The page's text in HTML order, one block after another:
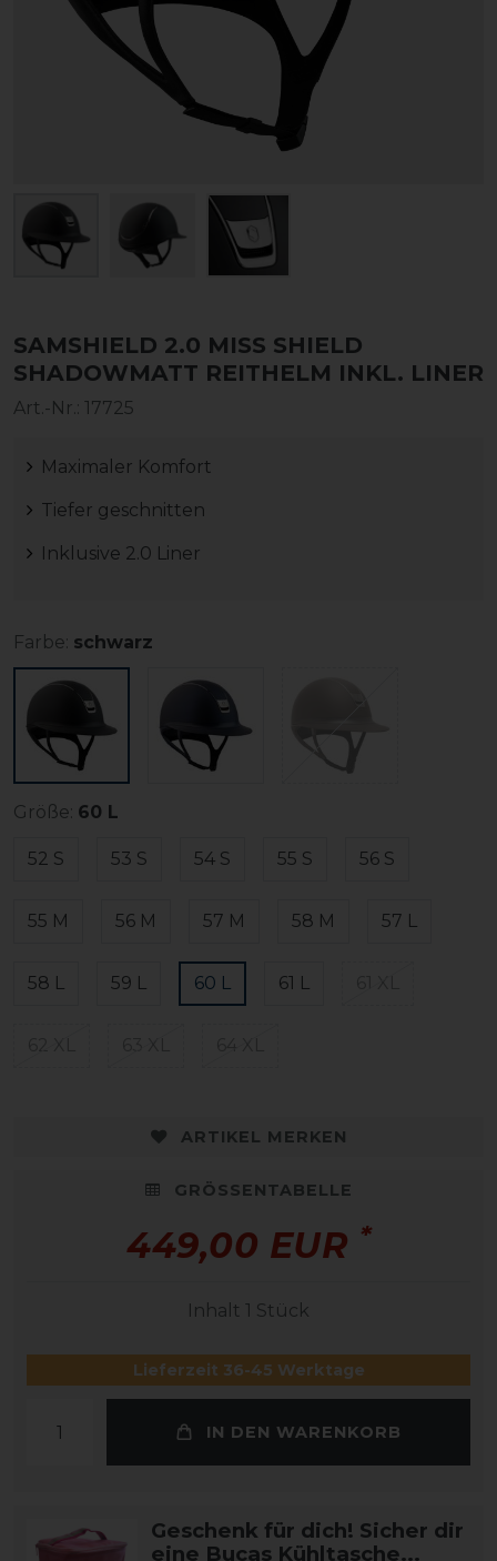
SAMSHIELD 2.0 MISS SHIELD
SHADOWMATT REITHELM INKL. LINER
Art.-Nr.: 17725
Maximaler Komfort
Tiefer geschnitten
Inklusive 2.0 Liner
Farbe: schwarz
Größe: 60 L
52 S 53 S 54 S 55 S 56 S
55 M 56 M 57 M 58 M 57 L
58 L 59 L 60 L 61 L
ARTIKEL MERKEN
GRÖSSENTABELLE
449,00 EUR *
Inhalt 1 Stück
Lieferzeit 36-45 Werktage
IN DEN WARENKORB
Geschenk für dich! Sicher dir
eine Bucas Kühltasche...